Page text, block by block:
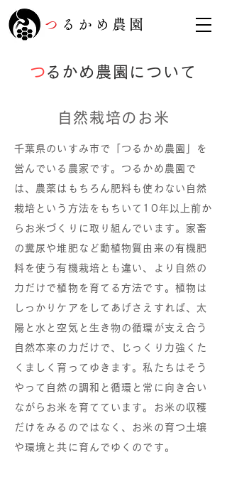
つ るかめ農園
​つるかめ農園について
自然栽培のお米
千葉県のいすみ市で「つるかめ農園」を
営んでいる農家です。つるかめ農園で
は、農薬はもちろん肥料も使わない自然
栽培という方法をもちいて10年以上前か
らお米づくりに取り組んでいます。家畜
の糞尿や堆肥など動植物質由来の有機肥
料を使う有機栽培とも違い、より自然の
力だけで植物を育てる方法です。植物は
しっかりケアをしてあげさえすれば、太
陽と水と空気と生き物の循環が支え合う
自然本来の力だけで、じっくり力強くた
くましく育ってゆきます。私たちはそう
やって自然の調和と循環と常に向き合い
ながらお米を育てています。お米の収穫
だけをみるのではなく、お米の育つ土壌
や環境と共に育んでゆくのです。